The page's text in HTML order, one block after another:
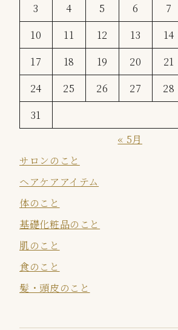
3
4 5 6 7
10
11 12 13 14
17
18 19 20 21
24
25 26 27 28
31
« 5月
サロンのこと
ヘアケアアイテム
体のこと
基礎化粧品のこと
肌のこと
食のこと
髪・頭皮のこと